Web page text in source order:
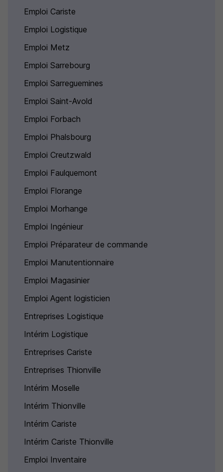
Emploi Cariste
Emploi Logistique
Emploi Metz
Emploi Sarrebourg
Emploi Sarreguemines
Emploi Saint-Avold
Emploi Forbach
Emploi Phalsbourg
Emploi Creutzwald
Emploi Faulquemont
Emploi Florange
Emploi Morhange
Emploi Ingénieur
Emploi Préparateur de commande
Emploi Manutentionnaire
Emploi Magasinier
Emploi Agent logisticien
Entreprises Logistique
Intérim Logistique
Entreprises Cariste
Entreprises Thionville
Intérim Moselle
Intérim Thionville
Intérim Cariste
Intérim Cariste Thionville
Emploi Inventaire